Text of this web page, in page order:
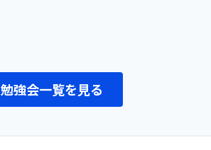
勉強会一覧を見る